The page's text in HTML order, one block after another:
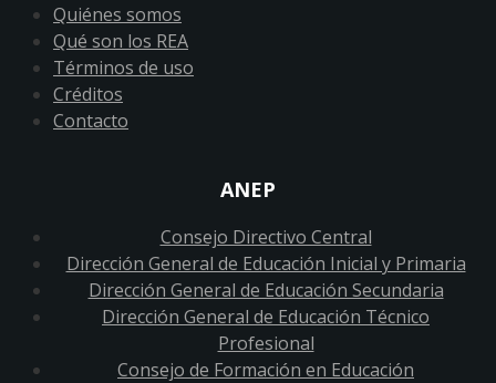
Quiénes somos
Qué son los REA
Términos de uso
Créditos
Contacto
ANEP
Consejo Directivo Central
Dirección General de Educación Inicial y Primaria
Dirección General de Educación Secundaria
Dirección General de Educación Técnico
Profesional
Consejo de Formación en Educación